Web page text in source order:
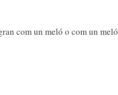
com un meló o com un meló